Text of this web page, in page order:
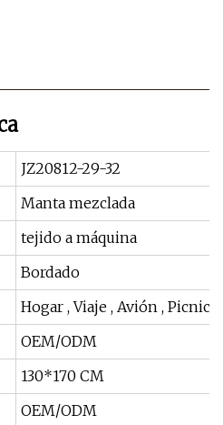
JZ20812-29-32
Manta mezclada
tejido a máquina
Bordado
Hogar , Viaje , Avión , Picnic
OEM/ODM
130*170 CM
OEM/ODM